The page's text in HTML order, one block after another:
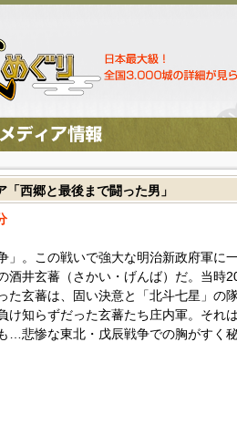
「西郷と最後まで闘った男」
」。この戦いで強大な明治新政府軍に
酒井玄蕃（さかい・げんば）だ。当時
た玄蕃は、固い決意と「北斗七星」の
け知らずだった玄蕃たち庄内軍。それ
…悲惨な東北・戊辰戦争での胸がすく秘